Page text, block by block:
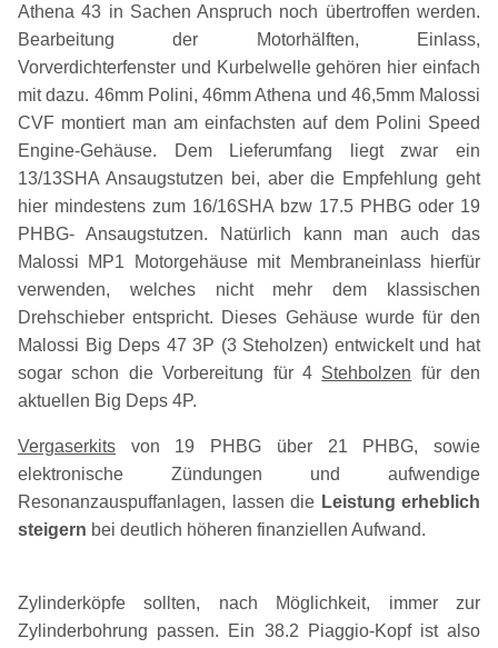
Athena 43 in Sachen Anspruch noch übertroffen werden.
Bearbeitung der Motorhälften, Einlass,
Vorverdichterfenster und Kurbelwelle gehören hier einfach
mit dazu. 46mm Polini, 46mm Athena und 46,5mm Malossi
CVF montiert man am einfachsten auf dem Polini Speed
Engine-Gehäuse. Dem Lieferumfang liegt zwar ein
13/13SHA Ansaugstutzen bei, aber die Empfehlung geht
hier mindestens zum 16/16SHA bzw 17.5 PHBG oder 19
PHBG- Ansaugstutzen. Natürlich kann man auch das
Malossi MP1 Motorgehäuse mit Membraneinlass hierfür
verwenden, welches nicht mehr dem klassischen
Drehschieber entspricht. Dieses Gehäuse wurde für den
Malossi Big Deps 47 3P (3 Steholzen) entwickelt und hat
sogar schon die Vorbereitung für 4 Stehbolzen für den
aktuellen Big Deps 4P.
Vergaserkits von 19 PHBG über 21 PHBG, sowie
elektronische Zündungen und aufwendige
Resonanzauspuffanlagen, lassen die Leistung erheblich
steigern bei deutlich höheren finanziellen Aufwand.
Zylinderköpfe sollten, nach Möglichkeit, immer zur
Zylinderbohrung passen. Ein 38.2 Piaggio-Kopf ist also